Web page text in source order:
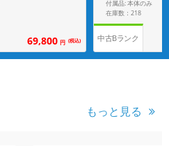
69,800 円 (税込)
付属品: 本体のみ
在庫数：218
中古Bランク
もっと見る